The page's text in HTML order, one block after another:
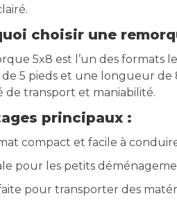
choisir une
5x8 est l’un des formats
de 5 pieds et une longueur
de transport et maniabilité.
principaux :
compact et facile à
pour les petits
pour transporter des